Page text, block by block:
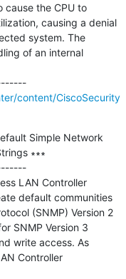
cause the CPU to
causing a denial
system. The
of an internal
---------------------------------------------
content/CiscoSecurity
Simple Network
∗∗∗
LAN Controller
default communities
(SNMP) Version 2
SNMP Version 3
write access. As
Controller